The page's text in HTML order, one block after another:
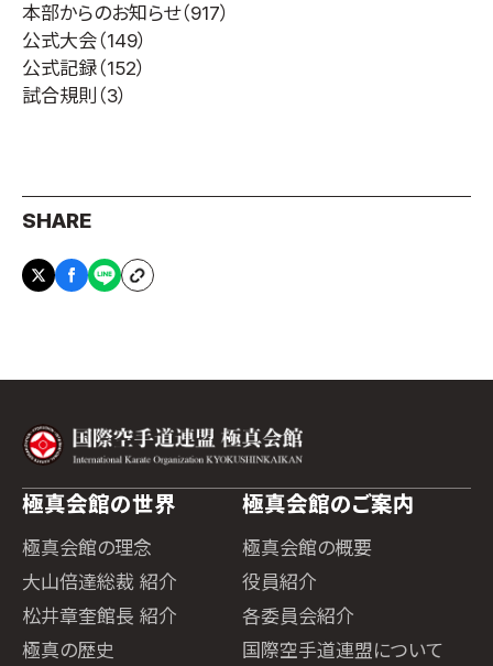
本部からのお知らせ（917）
公式大会（149）
公式記録（152）
試合規則 （3）
SHARE
極真会館の世界
極真会館の理念
大山倍達総裁 紹介
松井章奎館長 紹介
極真の歴史
極真会館のご案内
極真会館の概要
役員紹介
各委員会紹介
国際空手道連盟について